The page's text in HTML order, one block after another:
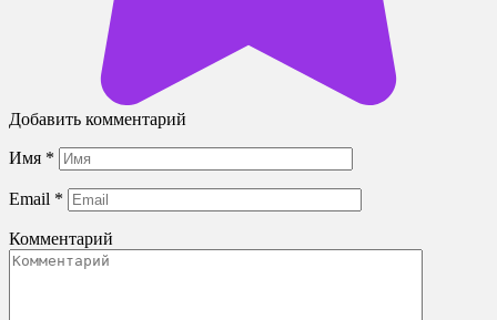
Добавить комментарий
Имя *
Email *
Комментарий